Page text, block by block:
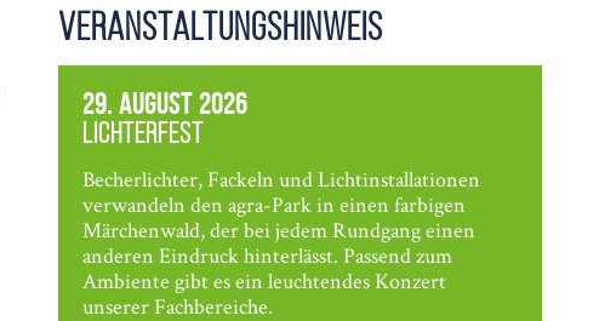
Veranstaltungshinweis
29. August 2026
Lichterfest
Becherlichter, Fackeln und Lichtinstallationen
verwandeln den agra-Park in einen farbigen
Märchenwald, der bei jedem Rundgang einen
anderen Eindruck hinterlässt. Passend zum
Ambiente gibt es ein leuchtendes Konzert
unserer Fachbereiche.